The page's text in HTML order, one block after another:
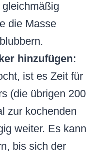
die Masse
hinzufügen:
ist es Zeit für
(die übrigen 200
zur kochenden
weiter. Es kann
bis sich der